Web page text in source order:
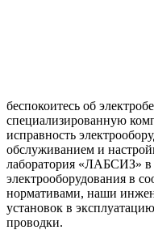
беспокоитесь об
специализированную
исправность
обслуживанием и
лаборатория «ЛАБСИЗ» в
электрооборудования в
нормативами, наши
установок в
проводки.